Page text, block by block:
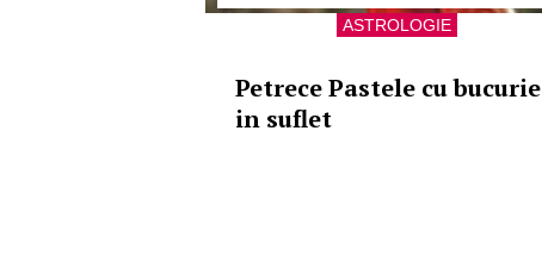
ASTROLOGIE
Petrece Pastele cu bucurie
in suflet